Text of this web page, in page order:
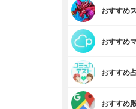
おすすめ
おすすめ
おすすめ
おすすめ